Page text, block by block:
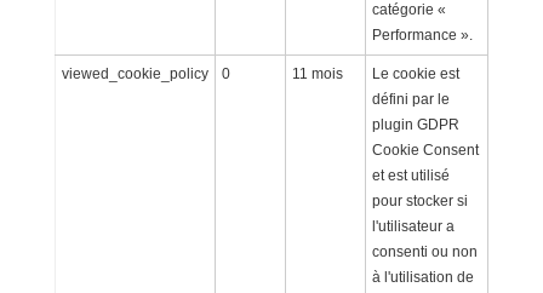
catégorie «
Performance ».
viewed_cookie_policy 0 11 mois
Le cookie est
défini par le
plugin GDPR
Cookie Consent
et est utilisé
pour stocker si
l'utilisateur a
consenti ou non
à l'utilisation de